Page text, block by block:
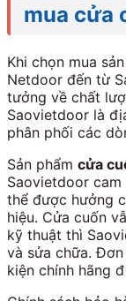
mua cửa
Khi chọn mua
Netdoor đến từ
tưởng về chất
Saovietdoor là
phân phối các
Sản phẩm cửa
Saovietdoor
thể được hưởng
hiệu. Cửa cuốn
kỹ thuật thì
và sửa chữa.
kiện chính hãng